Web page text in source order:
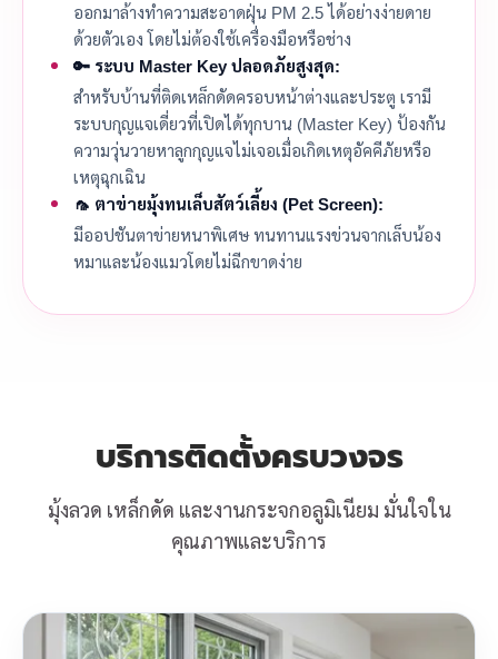
ออกมาล้างทำความสะอาดฝุ่น PM 2.5 ได้อย่างง่ายดาย
ด้วยตัวเอง โดยไม่ต้องใช้เครื่องมือหรือช่าง
🔑 ระบบ Master Key ปลอดภัยสูงสุด:
สำหรับบ้านที่ติดเหล็กดัดครอบหน้าต่างและประตู เรามี
ระบบกุญแจเดี่ยวที่เปิดได้ทุกบาน (Master Key) ป้องกัน
ความวุ่นวายหาลูกกุญแจไม่เจอเมื่อเกิดเหตุอัคคีภัยหรือ
เหตุฉุกเฉิน
🦟 ตาข่ายมุ้งทนเล็บสัตว์เลี้ยง (Pet Screen):
มีออปชันตาข่ายหนาพิเศษ ทนทานแรงข่วนจากเล็บน้อง
หมาและน้องแมวโดยไม่ฉีกขาดง่าย
บริการติดตั้งครบวงจร
มุ้งลวด เหล็กดัด และงานกระจกอลูมิเนียม มั่นใจใน
คุณภาพและบริการ